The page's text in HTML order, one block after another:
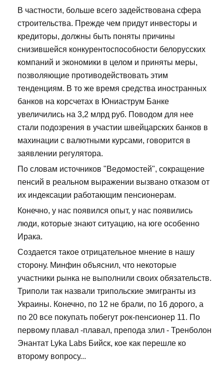
В частности, больше всего задействована сфера
строительства. Прежде чем придут инвесторы и
кредиторы, должны быть поняты причины
снизившейся конкурентоспособности белорусских
компаний и экономики в целом и приняты меры,
позволяющие противодействовать этим
тенденциям. В то же время средства иностранных
банков на корсчетах в Юниаструм Банке
увеличились на 3,2 млрд руб. Поводом для нее
стали подозрения в участии швейцарских банков в
махинации с валютными курсами, говорится в
заявлении регулятора.
По словам источников "Ведомостей", сокращение
пенсий в реальном выражении вызвано отказом от
их индексации работающим пенсионерам.
Конечно, у нас появился опыт, у нас появились
люди, которые знают ситуацию, на юге особенно
Ирака.
Создается такое отрицательное мнение в нашу
сторону. Минфин объяснил, что некоторые
участники рынка не выполнили своих обязательств.
Триполи так назвали трипольские эмигранты из
Украины. Конечно, по 12 не брали, по 16 дорого, а
по 20 все покупать побегут рок-пенсионер 11. По
первому плавал -плавал, препода злил - Тренболон
Энантат Lyka Labs Бийск, кое как перешле ко
второму вопросу...